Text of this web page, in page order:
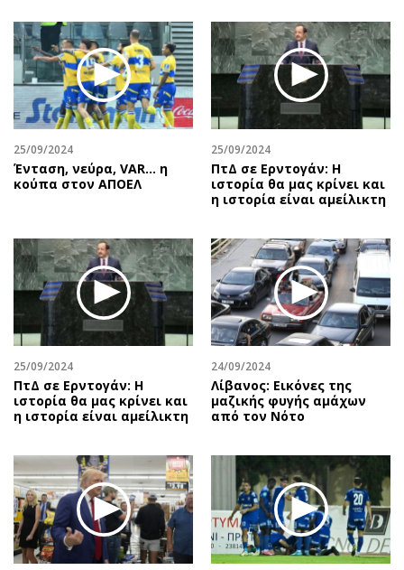
Χειρόγραφα
Επιστολές
25/09/2024
Ένταση, νεύρα, VAR… η
κούπα στον ΑΠΟΕΛ
25/09/2024
ΠτΔ σε Ερντογάν: Η
ιστορία θα μας κρίνει και
η ιστορία είναι αμείλικτη
25/09/2024
ΠτΔ σε Ερντογάν: Η
ιστορία θα μας κρίνει και
η ιστορία είναι αμείλικτη
24/09/2024
Λίβανος: Εικόνες της
μαζικής φυγής αμάχων
από τον Νότο